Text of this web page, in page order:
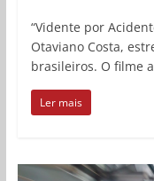
“Vidente por
Otaviano Costa,
brasileiros. O filme
Ler mais